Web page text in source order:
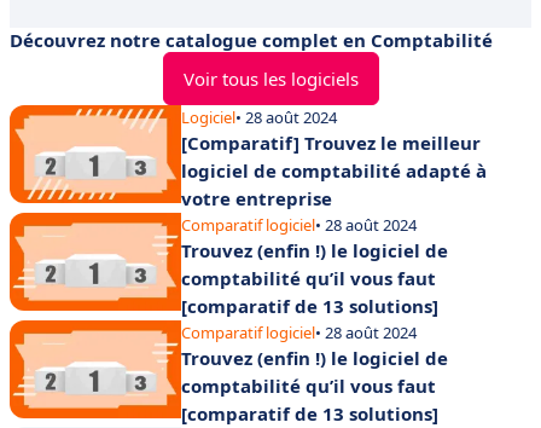
Découvrez notre catalogue complet en Comptabilité
Voir tous les logiciels
Logiciel• 28 août 2024
[Comparatif] Trouvez le meilleur
logiciel de comptabilité adapté à
votre entreprise
Comparatif logiciel• 28 août 2024
Trouvez (enfin !) le logiciel de
comptabilité qu’il vous faut
[comparatif de 13 solutions]
Comparatif logiciel• 28 août 2024
Trouvez (enfin !) le logiciel de
comptabilité qu’il vous faut
[comparatif de 13 solutions]